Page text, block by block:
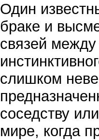
Один
браке и
связей
слишком
соседству
мире, когда